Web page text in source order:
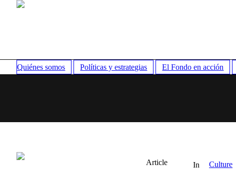
Quiénes somos Políticas y estrategias El Fondo en acción
Article In Culture